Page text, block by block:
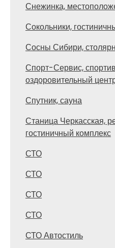
Снежинка,
Сокольники,
Сосны Сибири,
Спорт-Сервис,
оздоровительный
Спутник, сауна
Станица Черкасская,
гостиничный комплекс
СТО
СТО
СТО
СТО
СТО Автостиль